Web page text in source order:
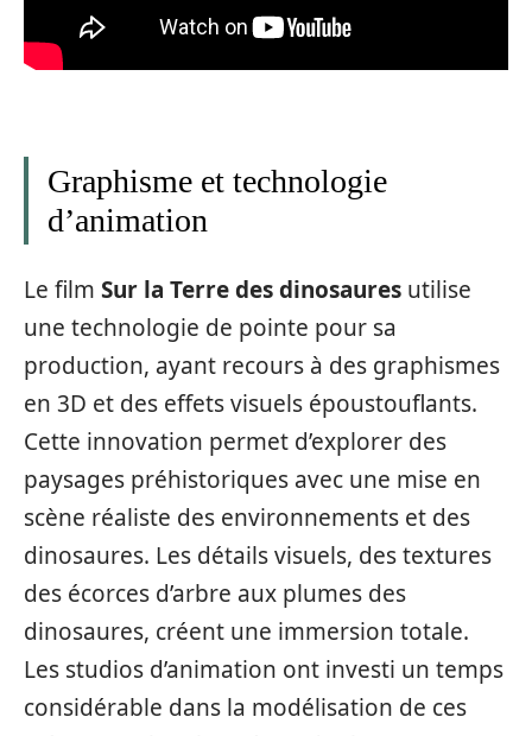
Graphisme et technologie
d’animation
Le film Sur la Terre des dinosaures utilise
une technologie de pointe pour sa
production, ayant recours à des graphismes
en 3D et des effets visuels époustouflants.
Cette innovation permet d’explorer des
paysages préhistoriques avec une mise en
scène réaliste des environnements et des
dinosaures. Les détails visuels, des textures
des écorces d’arbre aux plumes des
dinosaures, créent une immersion totale.
Les studios d’animation ont investi un temps
considérable dans la modélisation de ces